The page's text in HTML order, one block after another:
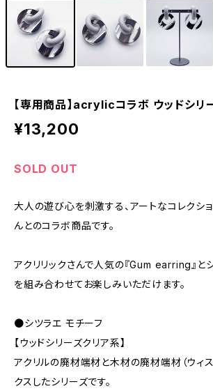
【専用商品】acrylicコラボ ウッドシリー
¥13,200
SOLD OUT
大人の遊び心を刺激する、アートなコレクショ
んとのコラボ商品です。
アクリリックさんで人気の『Gum earring』と
を組み合わせてお楽しみいただけます。
●シツラエ モチーフ
【ウッドシリーズクリア系】
アクリルの廃材端材と木材の廃材端材（ウィ
クスしたシリーズです。